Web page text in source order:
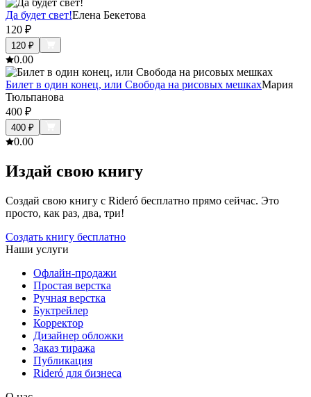
Да будет свет!Елена Бекетова
120 ₽
120 ₽
0.00
Билет в один конец, или Cвобода на рисовых мешкахМария
Тюльпанова
400 ₽
400 ₽
0.00
Издай свою книгу
Создай свою книгу с Rideró бесплатно прямо сейчас. Это
просто, как раз, два, три!
Создать книгу бесплатно
Наши услуги
Офлайн-продажи
Простая верстка
Ручная верстка
Буктрейлер
Корректор
Дизайнер обложки
Заказ тиража
Публикация
Rideró для бизнеса